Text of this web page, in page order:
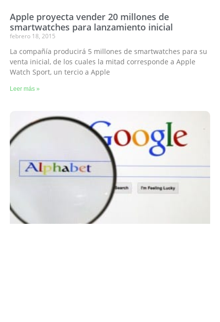
Apple proyecta vender 20 millones de
smartwatches para lanzamiento inicial
febrero 18, 2015
La compañía producirá 5 millones de smartwatches para su
venta inicial, de los cuales la mitad corresponde a Apple
Watch Sport, un tercio a Apple
Leer más »